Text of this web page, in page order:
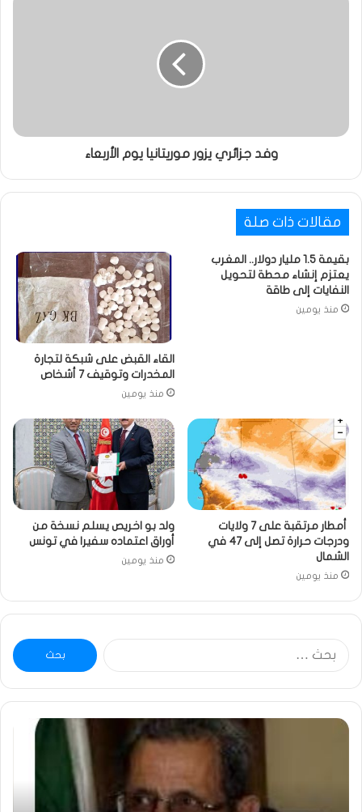
وفد جزائري يزور موريتانيا يوم الأربعاء
مقالات ذات صلة
بقيمة 1.5 مليار دولار.. المغرب
يعتزم إنشاء محطة لتحويل
النفايات إلى طاقة
منذ يومين
القاء القبض على شبكة لتجارة
المخدرات وتوقيف 7 أشخاص
منذ يومين
أمطار مرتقبة على 7 ولايات
ودرجات حرارة تصل إلى 47 في
الشمال
منذ يومين
ولد بو اخريص يسلم نسخة من
أوراق اعتماده سفيرا في تونس
منذ يومين
البحث
عن:
ومضة